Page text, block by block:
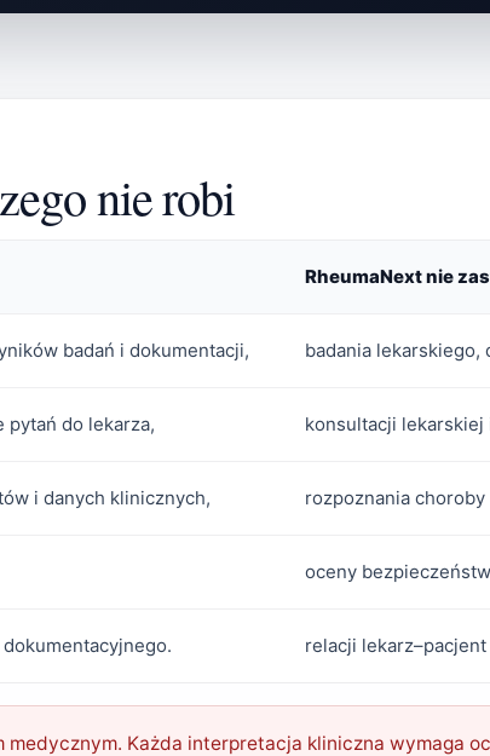
nie robi
RheumaNext nie
badań i dokumentacji, badania
do lekarza, konsultacji
i danych klinicznych, rozpoznania
oceny
relacji
Każda interpretacja kliniczna wymaga